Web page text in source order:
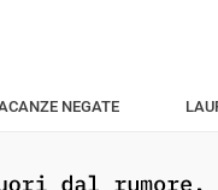
NEGATE